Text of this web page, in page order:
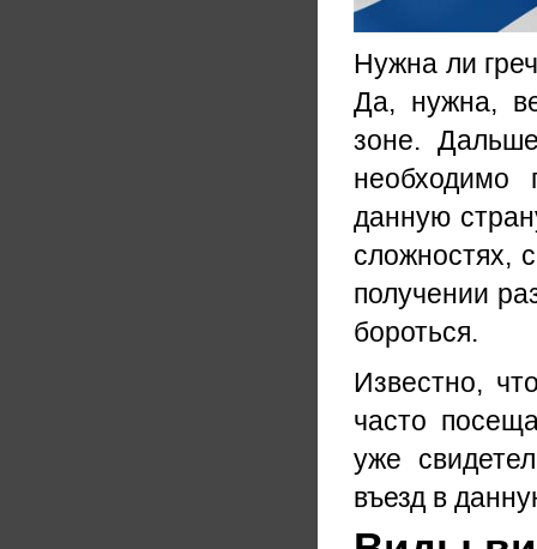
Нужна ли
Да, нужна,
зоне.
необходимо
данную
сложностях,
получении
бороться.
Известно,
часто
уже
въезд в